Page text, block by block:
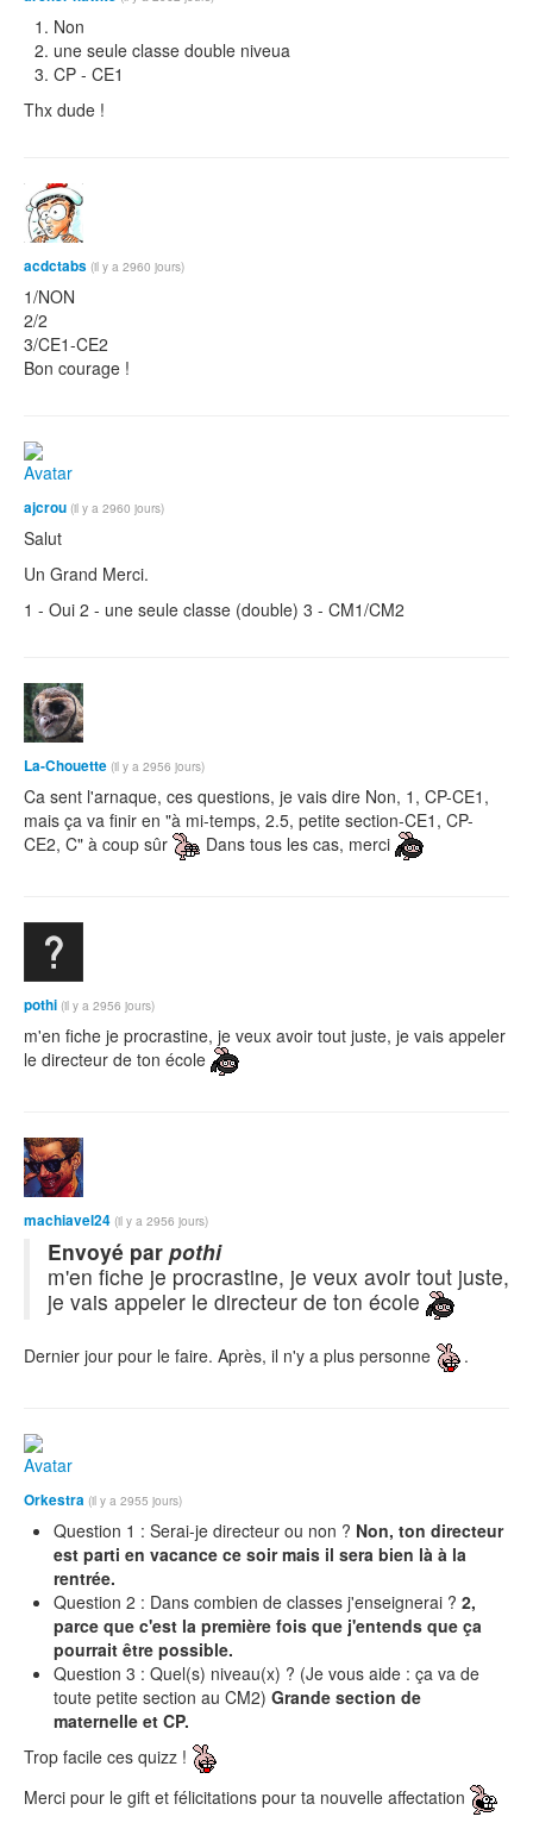
Non
une seule classe double niveua
CP - CE1
Thx dude !
acdctabs (il y a 2960 jours)
1/NON
2/2
3/CE1-CE2
Bon courage !
ajcrou (il y a 2960 jours)
Salut
Un Grand Merci.
1 - Oui 2 - une seule classe (double) 3 - CM1/CM2
La-Chouette (il y a 2956 jours)
Ca sent l'arnaque, ces questions, je vais dire Non, 1, CP-CE1,
mais ça va finir en "à mi-temps, 2.5, petite section-CE1, CP-
CE2, C" à coup sûr
Dans tous les cas, merci
pothi (il y a 2956 jours)
m'en fiche je procrastine, je veux avoir tout juste, je vais appeler
le directeur de ton école
machiavel24 (il y a 2956 jours)
Envoyé par pothi
m'en fiche je procrastine, je veux avoir tout juste,
je vais appeler le directeur de ton école
Dernier jour pour le faire. Après, il n'y a plus personne .
Orkestra (il y a 2955 jours)
Question 1 : Serai-je directeur ou non ? Non, ton directeur
est parti en vacance ce soir mais il sera bien là à la
rentrée.
Question 2 : Dans combien de classes j'enseignerai ? 2,
parce que c'est la première fois que j'entends que ça
pourrait être possible.
Question 3 : Quel(s) niveau(x) ? (Je vous aide : ça va de
toute petite section au CM2) Grande section de
maternelle et CP.
Trop facile ces quizz !
Merci pour le gift et félicitations pour ta nouvelle affectation